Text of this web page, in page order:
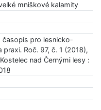
mniškové kalamity
časopis pro lesnicko-
Roč. 97, č. 1 (2018),
nad Černými lesy :